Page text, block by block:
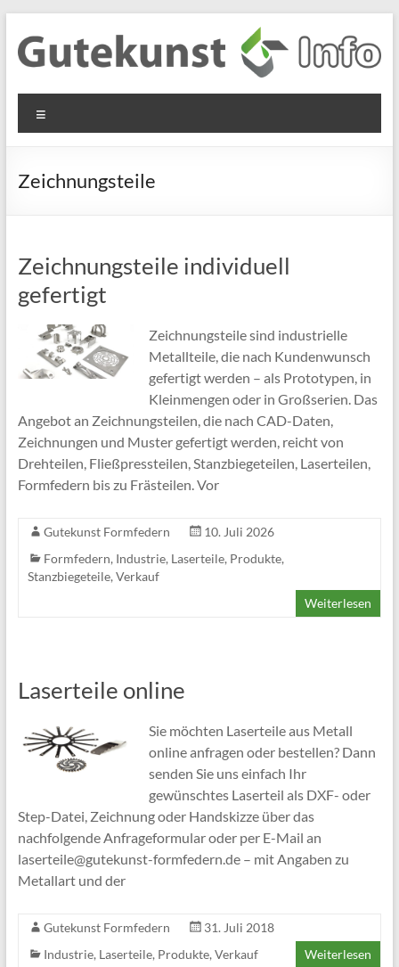
Inhalt
springen
Gutekunst
Formfedern
GmbH
Informationen
Flachmaterial
Zeichnungsteile
Zeichnungsteile individuell
gefertigt
Zeichnungsteile sind industrielle
Metallteile, die nach Kundenwunsch
gefertigt werden – als Prototypen, in
Kleinmengen oder in Großserien. Das
Angebot an Zeichnungsteilen, die nach CAD-Daten,
Zeichnungen und Muster gefertigt werden, reicht von
Drehteilen, Fließpressteilen, Stanzbiegeteilen, Laserteilen,
Formfedern bis zu Frästeilen. Vor
Gutekunst Formfedern
10. Juli 2026
Formfedern, Industrie, Laserteile, Produkte,
Stanzbiegeteile, Verkauf
Weiterlesen
Laserteile online
Sie möchten Laserteile aus Metall
online anfragen oder bestellen? Dann
senden Sie uns einfach Ihr
gewünschtes Laserteil als DXF- oder
Step-Datei, Zeichnung oder Handskizze über das
nachfolgende Anfrageformular oder per E-Mail an
laserteile@gutekunst-formfedern.de – mit Angaben zu
Metallart und der
Gutekunst Formfedern
31. Juli 2018
Industrie, Laserteile, Produkte, Verkauf Weiterlesen